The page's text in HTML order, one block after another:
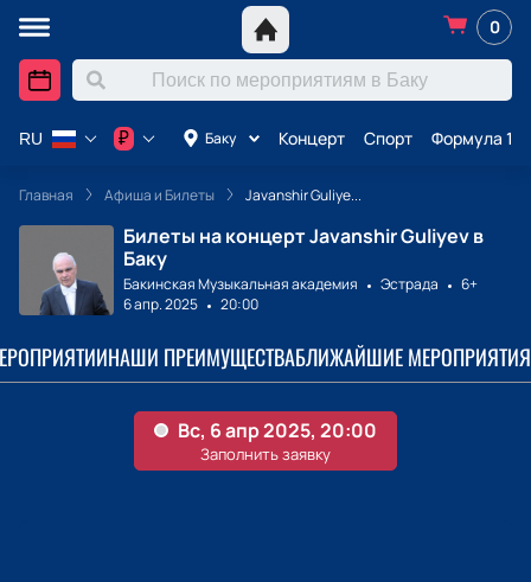
0
Баку Концерт Спорт Формула 1
RU ₽
Главная Афиша и Билеты Javanshir Guliye...
Билеты на концерт Javanshir Guliyev в
Баку
Бакинская Музыкальная академия Эстрада
6+
6 апр. 2025
20:00
НАШИ ПРЕИМУЩЕСТВАБЛИЖАЙШИЕ МЕРОПРИЯТИЯ